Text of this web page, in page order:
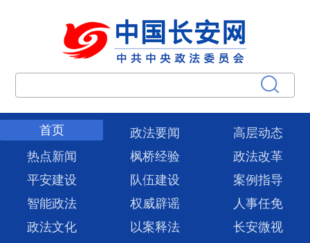
首页 政法要闻
高层动态
热点新闻
枫桥经验
政法改革
平安建设
队伍建设
案例指导
智能政法
权威辟谣
人事任免
政法文化
以案释法
长安微视